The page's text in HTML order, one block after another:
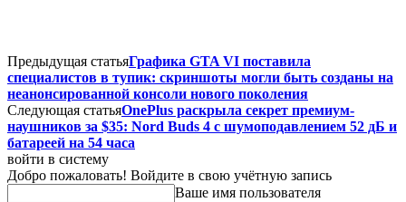
Предыдущая статьяГрафика GTA VI поставила
специалистов в тупик: скриншоты могли быть созданы на
неанонсированной консоли нового поколения
Следующая статьяOnePlus раскрыла секрет премиум-
наушников за $35: Nord Buds 4 с шумоподавлением 52 дБ и
батареей на 54 часа
войти в систему
Добро пожаловать! Войдите в свою учётную запись
Ваше имя пользователя